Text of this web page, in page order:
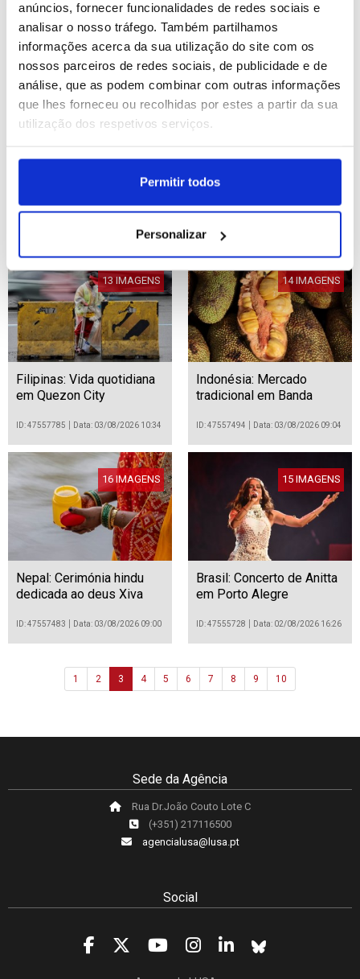
anúncios, fornecer funcionalidades de redes sociais e
analisar o nosso tráfego. Também partilhamos
informações acerca da sua utilização do site com os
nossos parceiros de redes sociais, de publicidade e de
análise, que as podem combinar com outras informações
que lhes forneceu ou recolhidas por estes a partir da sua
utilização dos respetivos serviços.
Permitir todos
Personalizar
ID: 47561671 Data: 04/08/2026 08:55 ID: 47560520 Data: 03/08/2026 21:10
15 IMAGENS
Alemanha: Florestas com
à seca
18 IMAGENS
França: Campeonato
Aquáticos Paris 2026
13 IMAGENS
Filipinas: Vida quotidiana
em Quezon City
ID: 47557785 Data: 03/08/2026 10:34
14 IMAGENS
Indonésia: Mercado
tradicional em Banda
ID: 47557494 Data: 03/08/2026 09:04
16 IMAGENS
Nepal: Cerimónia hindu
dedicada ao deus Xiva
ID: 47557483 Data: 03/08/2026 09:00
15 IMAGENS
Brasil: Concerto de Anitta
em Porto Alegre
ID: 47555728 Data: 02/08/2026 16:26
1 2 3 4 5 6 7 8 9 10
Sede da Agência
Rua Dr.João Couto Lote C
(+351) 217116500
agencialusa@lusa.pt
Social